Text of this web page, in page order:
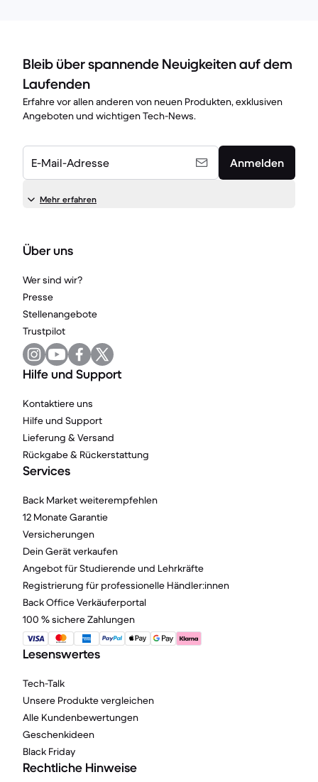
Bleib über spannende Neuigkeiten auf dem
Laufenden
Erfahre vor allen anderen von neuen Produkten, exklusiven
Angeboten und wichtigen Tech-News.
E-Mail-Adresse Anmelden
Mehr erfahren
Über uns
Wer sind wir?
Presse
Stellenangebote
Trustpilot
Hilfe und Support
Kontaktiere uns
Hilfe und Support
Lieferung & Versand
Rückgabe & Rückerstattung
Services
Back Market weiterempfehlen
12 Monate Garantie
Versicherungen
Dein Gerät verkaufen
Angebot für Studierende und Lehrkräfte
Registrierung für professionelle Händler:innen
Back Office Verkäuferportal
100 % sichere Zahlungen
Lesenswertes
Tech-Talk
Unsere Produkte vergleichen
Alle Kundenbewertungen
Geschenkideen
Black Friday
Rechtliche Hinweise